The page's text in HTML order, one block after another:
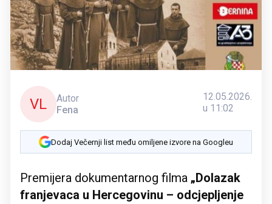
VL
Autor
Fena
12.05.2026.
u 11:02
Dodaj Večernji list među omiljene izvore na Googleu
Premijera dokumentarnog filma „Dolazak
franjevaca u Hercegovinu – odcjepljenje